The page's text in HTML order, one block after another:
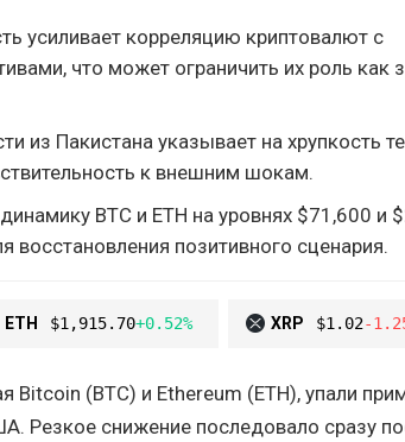
усиливает корреляцию криптовалют с
что может ограничить их роль как
из Пакистана указывает на хрупкость
к внешним шокам.
BTC и ETH на уровнях $71,600 и
позитивного сценария.
ETH $1,915.70+0.52% XRP $1.02-
(BTC) и Ethereum (ETH), упали
Резкое снижение последовало сразу